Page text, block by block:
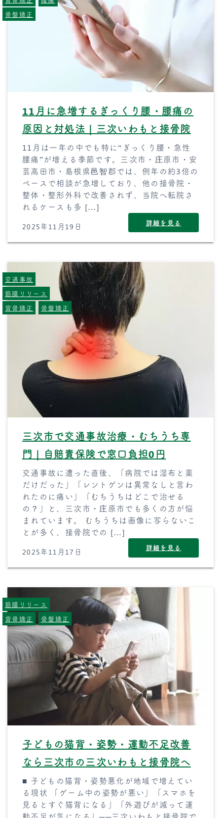
11月に急増するぎっくり腰・腰痛の
原因と対処法｜三次いわもと接骨院
11月は一年の中でも特に“ぎっくり腰・急性
腰痛”が増える季節です。三次市・庄原市・安
芸高田市・島根県邑智郡では、例年の約3倍の
ペースで相談が急増しており、他の接骨院・
整体・整形外科で改善されず、当院へ転院さ
れるケースも多 […]
2025年11月19日 詳細を見る
骨盤矯正
三次市で交通事故治療・むちうち専
門｜自賠責保険で窓口負担0円
交通事故に遭った直後、「病院では湿布と薬
だけだった」「レントゲンは異常なしと言わ
れたのに痛い」「むちうちはどこで治せる
の？」と、三次市・庄原市でも多くの方が悩
まれています。 むちうちは画像に写らないこ
とが多く、接骨院での […]
2025年11月17日 詳細を見る
交通事故
筋膜リリース
背骨矯正
骨盤矯正
子どもの猫背・姿勢・運動不足改善
なら三次市の三次いわもと接骨院へ
■ 子どもの猫背・姿勢悪化が地域で増えてい
る現状 「ゲーム中の姿勢が悪い」「スマホを
見るとすぐ猫背になる」「外遊びが減って運
筋膜リリース
背骨矯正
骨盤矯正